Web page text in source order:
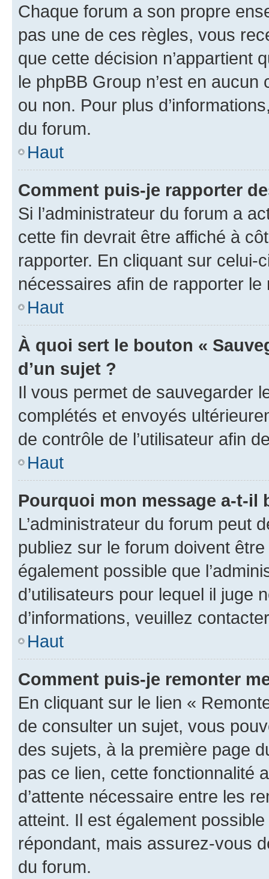
Chaque forum a son propre
pas une de ces règles, vous
que cette décision n’appartient
le phpBB Group n’est en
ou non. Pour plus
du forum.
Haut
Comment puis-je rapporter
Si l’administrateur du forum a
cette fin devrait être affiché à
rapporter. En cliquant sur
nécessaires afin de rapporter le
Haut
À quoi sert le bouton «
d’un sujet ?
Il vous permet de sauvegarder
complétés et envoyés
de contrôle de l’utilisateur afin
Haut
Pourquoi mon message a-t-il
L’administrateur du forum peut
publiez sur le forum doivent
également possible que
d’utilisateurs pour lequel il juge
d’informations, veuillez
Haut
Comment puis-je remonter
En cliquant sur le lien «
de consulter un sujet, vous
des sujets, à la première page
pas ce lien, cette fonctionnalité
d’attente nécessaire entre les
atteint. Il est également
répondant, mais assurez-vous
du forum.